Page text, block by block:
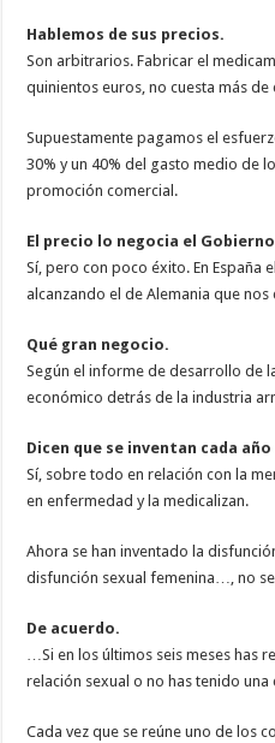
Hablemos de sus precios.
Son arbitrarios. Fabricar el
quinientos euros, no cuesta más
Supuestamente pagamos el
30% y un 40% del gasto medio de
promoción comercial.
El precio lo negocia el
Sí, pero con poco éxito. En España
alcanzando el de Alemania que
Qué gran negocio.
Según el informe de desarrollo de
económico detrás de la industria
Dicen que se inventan cada
Sí, sobre todo en relación con la
en enfermedad y la medicalizan.
Ahora se han inventado la
disfunción sexual femenina…, no
De acuerdo.
…Si en los últimos seis meses has
relación sexual o no has tenido una
Cada vez que se reúne uno de los